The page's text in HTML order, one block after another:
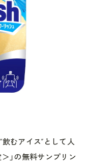
むアイス”として人
」の無料サンプリン